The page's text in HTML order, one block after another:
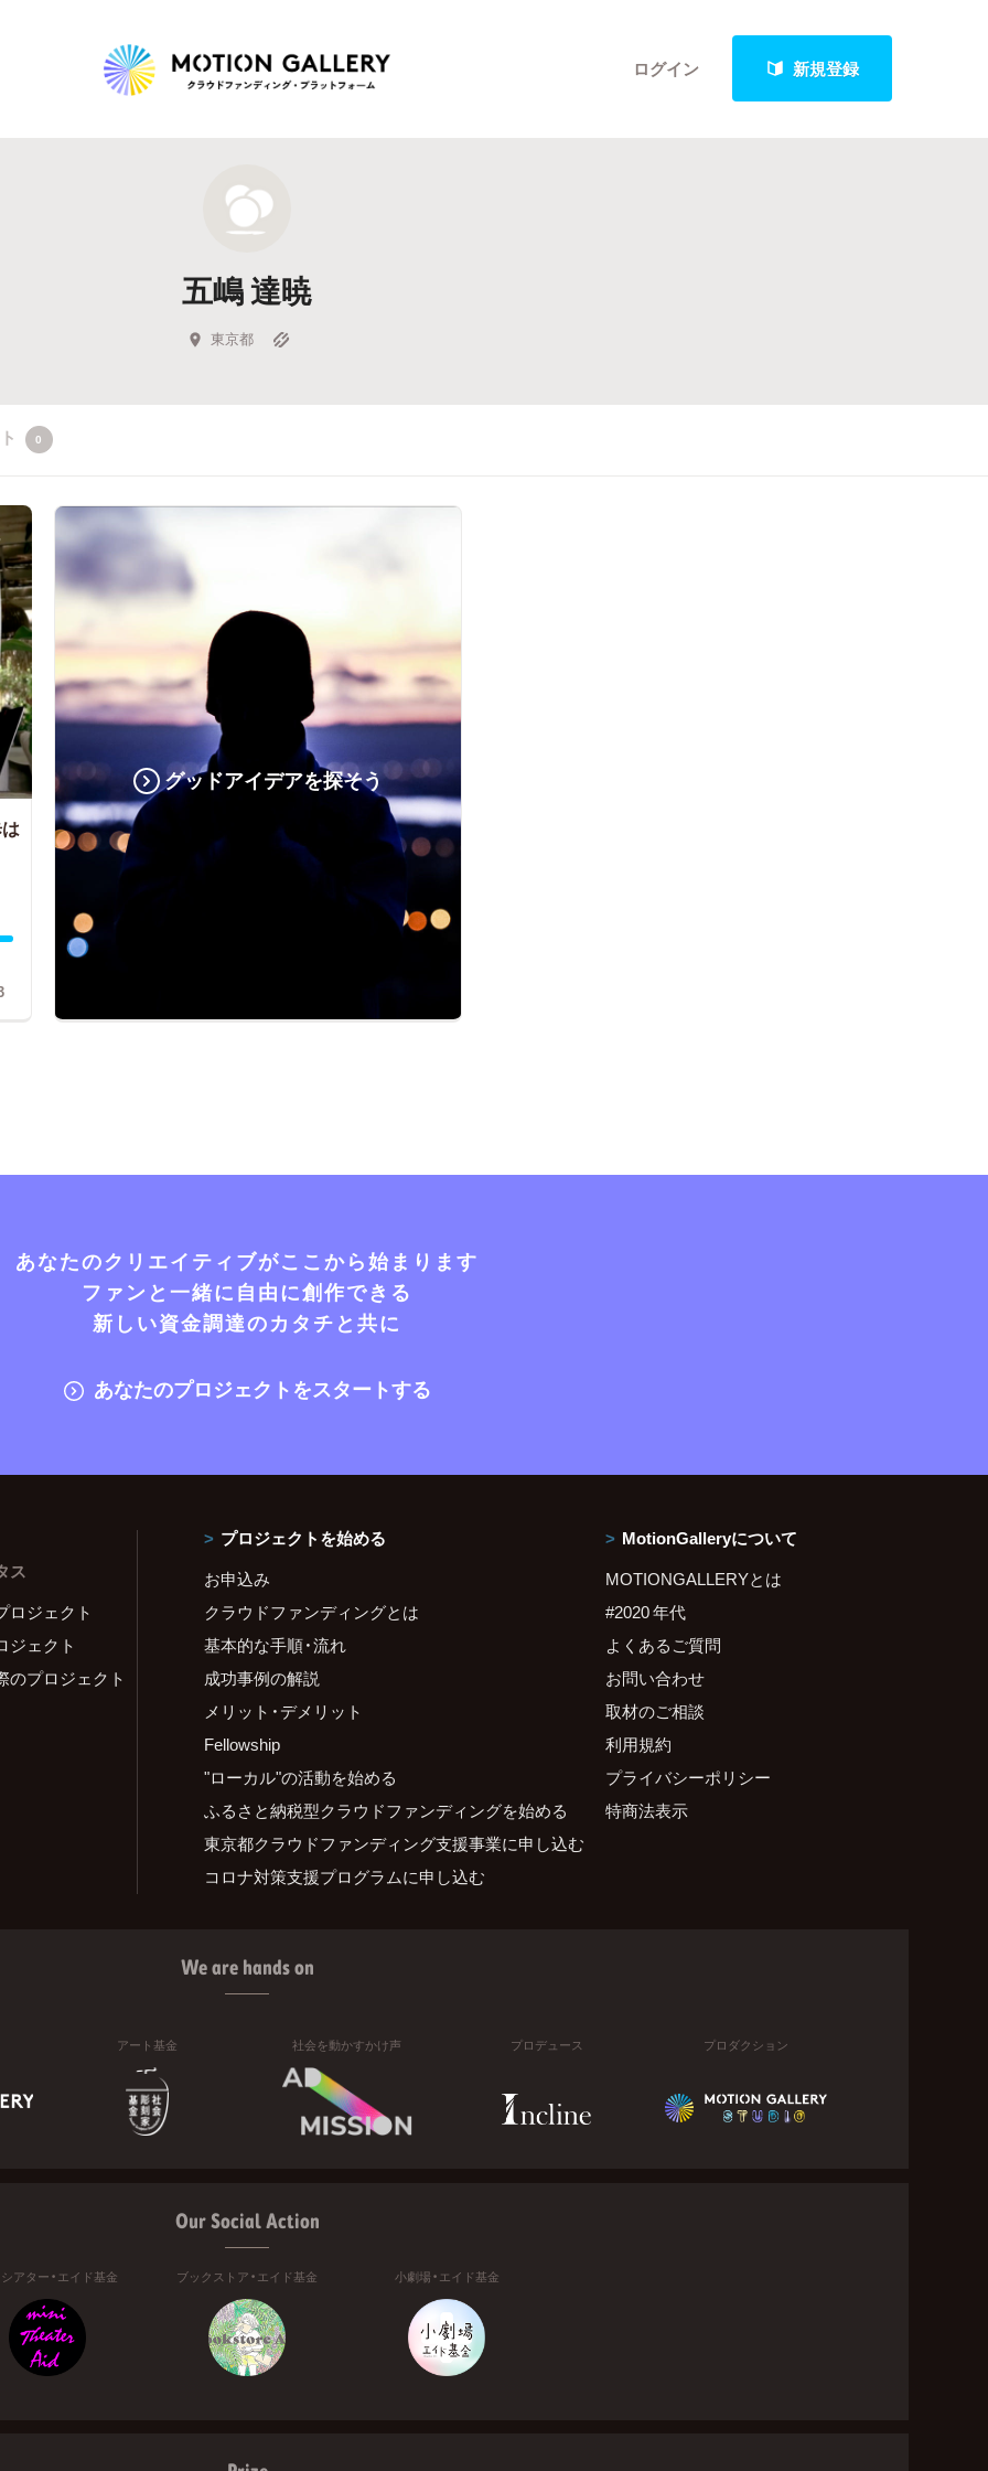
ログイン 新規登録
新着プロジェクト
Feature
キュレーターから探す
五嶋 達暁
東京都
0
グッドアイデアを探そう
あなたのクリエイティブがここから始まります
ファンと一緒に自由に創作できる
新しい資金調達のカタチと共に
あなたのプロジェクトをスタートする
ス
ロジェクト
ジェクト
のプロジェクト
プロジェクトを始める
お申込み
クラウドファンディングとは
基本的な手順・流れ
成功事例の解説
メリット・デメリット
Fellowship
"ローカル"の活動を始める
ふるさと納税型クラウドファンディングを始める
東京都クラウドファンディング支援事業に申し込む
コロナ対策支援プログラムに申し込む
MotionGalleryについて
MOTIONGALLERYとは
#2020 年代
よくあるご質問
お問い合わせ
取材のご相談
利用規約
プライバシーポリシー
特商法表示
We are hands on
アート基金 社会を動かすかけ声 プロデュース プロダクション
Our Social Action
アター・エイド基金 ブックストア・エイド基金 小劇場・エイド基金